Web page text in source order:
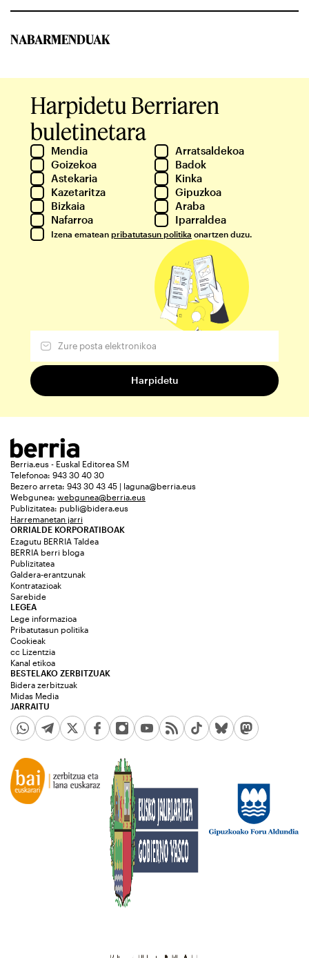
NABARMENDUAK
Harpidetu Berriaren
buletinetara
Mendia
Arratsaldekoa
Goizekoa
Badok
Astekaria
Kinka
Kazetaritza
Gipuzkoa
Bizkaia
Araba
Nafarroa
Iparraldea
Izena ematean pribatutasun politika onartzen duzu.
Berria.eus - Euskal Editorea SM
Telefonoa: 943 30 40 30
Bezero arreta: 943 30 43 45 | laguna@berria.eus
Webgunea: webgunea@berria.eus
Publizitatea: publi@bidera.eus
Harremanetan jarri
ORRIALDE KORPORATIBOAK
Ezagutu BERRIA Taldea
BERRIA berri bloga
Publizitatea
Galdera-erantzunak
Kontratazioak
Sarebide
JARRAITU
LEGEA
Lege informazioa
Pribatutasun politika
Cookieak
cc Lizentzia
Kanal etikoa
BESTELAKO ZERBITZUAK
Bidera zerbitzuak
Midas Media